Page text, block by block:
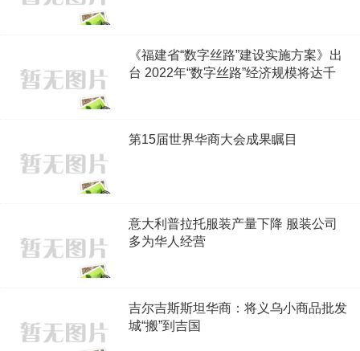
《福建省“数字丝路”建设实施方案》出
台 2022年“数字丝路”经济规模将达千
第15届世界华商大会成果瞩目
意大利普拉托服装产量下降 服装公司
多为华人经营
吉尔吉斯斯坦华商：将义乌小商品批发
城“搬”到吉国